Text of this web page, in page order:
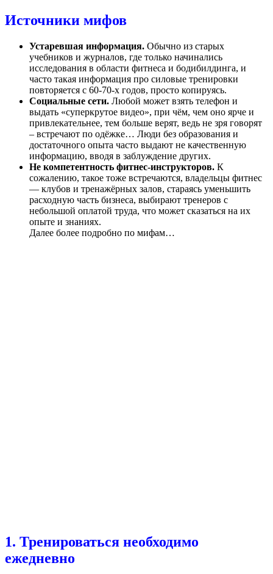
Источники мифов
Устаревшая информация. Обычно из старых
учебников и журналов, где только начинались
исследования в области фитнеса и бодибилдинга, и
часто такая информация про силовые тренировки
повторяется с 60-70-х годов, просто копируясь.
Социальные сети. Любой может взять телефон и
выдать «суперкрутое видео», при чём, чем оно ярче и
привлекательнее, тем больше верят, ведь не зря говорят
– встречают по одёжке… Люди без образования и
достаточного опыта часто выдают не качественную
информацию, вводя в заблуждение других.
Не компетентность фитнес-инструкторов. К
сожалению, такое тоже встречаются, владельцы фитнес
— клубов и тренажёрных залов, стараясь уменьшить
расходную часть бизнеса, выбирают тренеров с
небольшой оплатой труда, что может сказаться на их
опыте и знаниях.
Далее более подробно по мифам…
1. Тренироваться необходимо
ежедневно